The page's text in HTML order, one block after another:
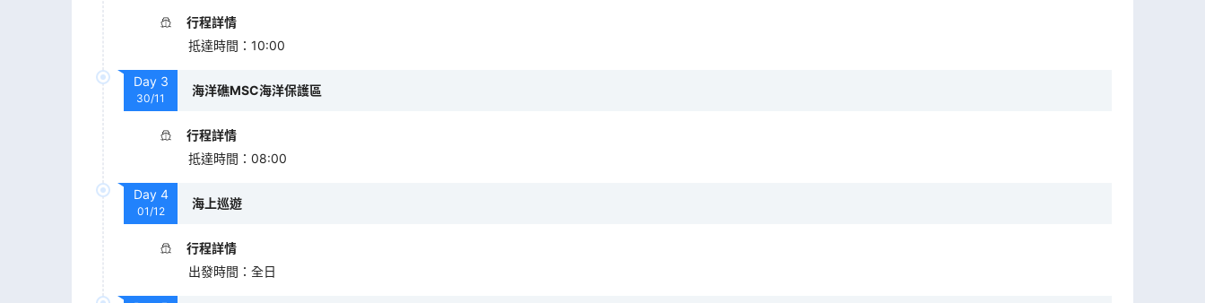
行程詳情
抵達時間 ： 10:00
Day 3
30/11
海洋礁MSC海洋保護區
行程詳情
抵達時間 ： 08:00
Day 4
01/12
海上巡遊
行程詳情
出發時間 ： 全日